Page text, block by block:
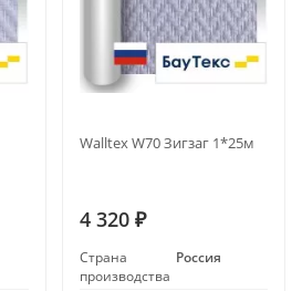
Walltex W70 Зигзаг 1*25м
4 320 ₽
Страна
производства
Россия